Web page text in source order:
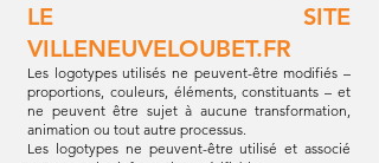
LE SITE
VILLENEUVELOUBET.FR
Les logotypes utilisés ne peuvent-être modifiés –
proportions, couleurs, éléments, constituants – et
ne peuvent être sujet à aucune transformation,
animation ou tout autre processus.
Les logotypes ne peuvent-être utilisé et associé